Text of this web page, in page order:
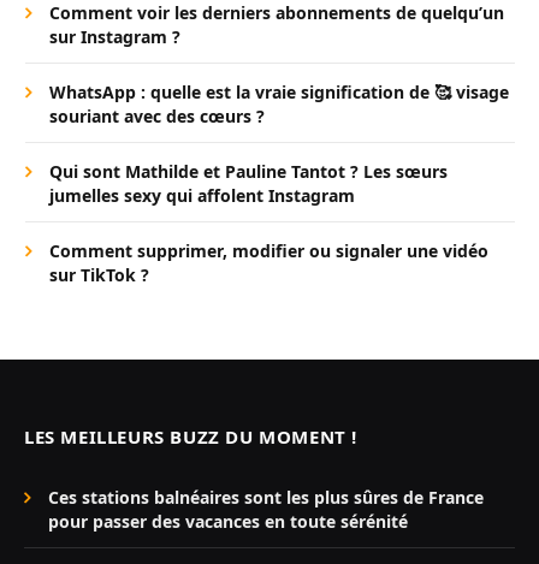
Comment voir les derniers abonnements de quelqu’un
sur Instagram ?
WhatsApp : quelle est la vraie signification de 🥰 visage
souriant avec des cœurs ?
Qui sont Mathilde et Pauline Tantot ? Les sœurs
jumelles sexy qui affolent Instagram
Comment supprimer, modifier ou signaler une vidéo
sur TikTok ?
LES MEILLEURS BUZZ DU MOMENT !
Ces stations balnéaires sont les plus sûres de France
pour passer des vacances en toute sérénité